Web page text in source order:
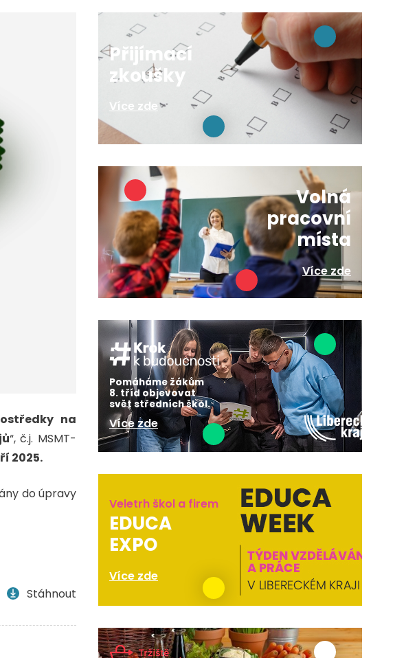
na
“, č.j. MSMT-
2025.
do úpravy
Stáhnout
Přijímací
zkoušky
Více zde
Volná
pracovní
místa
Více zde
Pomáháme žákům
8. tříd objevovat
svět středních škol.
Více zde
Veletrh škol a firem
EDUCA
EXPO
Více zde